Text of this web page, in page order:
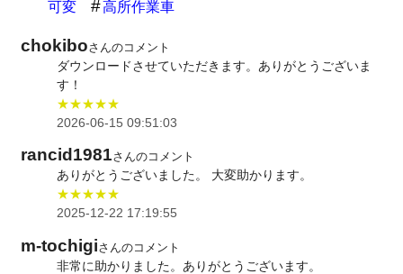
可変 高所作業車
chokiboさんのコメント
ダウンロードさせていただきます。ありがとうございま
す！
★★★★★
2026-06-15 09:51:03
rancid1981さんのコメント
ありがとうございました。 大変助かります。
★★★★★
2025-12-22 17:19:55
m-tochigiさんのコメント
非常に助かりました。ありがとうございます。